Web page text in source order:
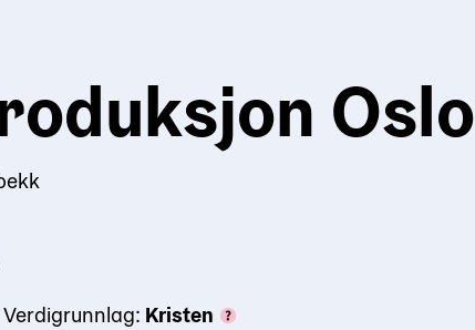
Oslo
Verdigrunnlag: Kristen